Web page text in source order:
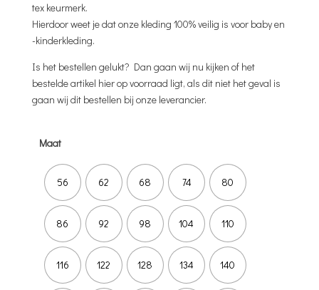
tex keurmerk.
Hierdoor weet je dat onze kleding 100% veilig is voor baby en
-kinderkleding.
Is het bestellen gelukt? Dan gaan wij nu kijken of het
bestelde artikel hier op voorraad ligt, als dit niet het geval is
gaan wij dit bestellen bij onze leverancier.
Maat
56 62 68 74 80
86 92 98 104 110
116 122 128 134 140